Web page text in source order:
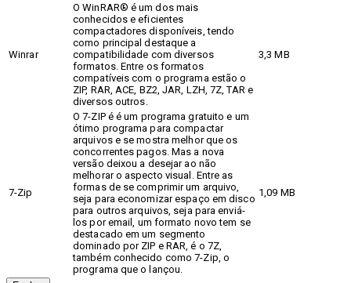
Winrar
O WinRAR® é um dos mais
conhecidos e eficientes
compactadores disponíveis, tendo
como principal destaque a
compatibilidade com diversos
formatos. Entre os formatos
compatíveis com o programa estão o
ZIP, RAR, ACE, BZ2, JAR, LZH, 7Z, TAR e
diversos outros.
3,3 MB
7-Zip
O 7-ZIP é é um programa gratuito e um
ótimo programa para compactar
arquivos e se mostra melhor que os
concorrentes pagos. Mas a nova
versão deixou a desejar ao não
melhorar o aspecto visual. Entre as
formas de se comprimir um arquivo,
seja para economizar espaço em disco
para outros arquivos, seja para enviá-
los por email, um formato novo tem se
destacado em um segmento
dominado por ZIP e RAR, é o 7Z,
também conhecido como 7-Zip, o
programa que o lançou.
1,09 MB